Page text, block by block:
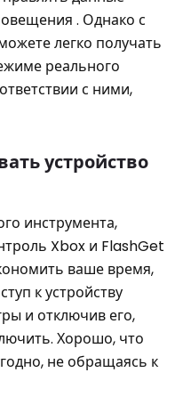
. Однако с
легко получать
реального
с ними,
устройство
инструмента,
Xbox и FlashGet
ваше время,
к устройству
и отключив его,
Хорошо, что
не обращаясь к